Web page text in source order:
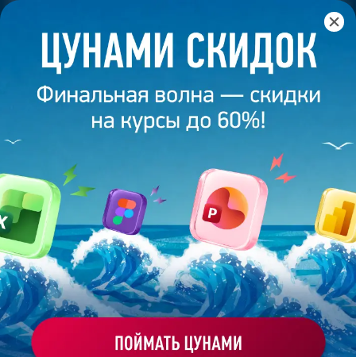
Главная /Банк слайдов / Презентация 408 – Софья Г.
ПРЕЗЕНТАЦИЯ 408 - СОФЬЯ Г.
Моё избранное
Работа
студента
ХОЧУ ЗАКАЗАТЬ ТАКУЮ ПРЕЗЕНТАЦИЮ